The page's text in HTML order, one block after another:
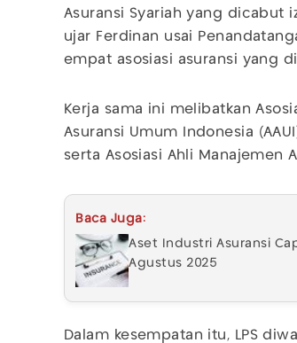
Asuransi Syariah yang dicabut
ujar Ferdinan usai
empat asosiasi asuransi yang
Kerja sama ini melibatkan
Asuransi Umum Indonesia
serta Asosiasi Ahli Manajemen
Baca Juga:
Aset Industri Asuransi
Agustus 2025
Dalam kesempatan itu, LPS